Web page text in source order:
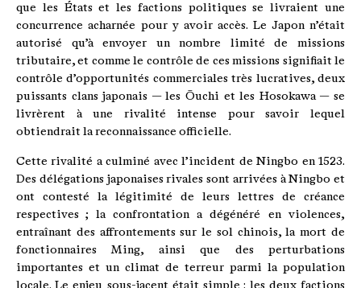
que les États et les factions politiques se livraient une
concurrence acharnée pour y avoir accès. Le Japon n’était
autorisé qu’à envoyer un nombre limité de missions
tributaire, et comme le contrôle de ces missions signifiait le
contrôle d’opportunités commerciales très lucratives, deux
puissants clans japonais — les Ōuchi et les Hosokawa — se
livrèrent à une rivalité intense pour savoir lequel
obtiendrait la reconnaissance officielle.
Cette rivalité a culminé avec l’incident de Ningbo en 1523.
Des délégations japonaises rivales sont arrivées à Ningbo et
ont contesté la légitimité de leurs lettres de créance
respectives ; la confrontation a dégénéré en violences,
entraînant des affrontements sur le sol chinois, la mort de
fonctionnaires Ming, ainsi que des perturbations
importantes et un climat de terreur parmi la population
locale. Le enjeu sous-jacent était simple : les deux factions